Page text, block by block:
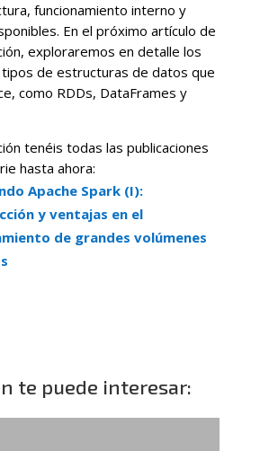
funcionamiento interno y
En el próximo artículo de
exploraremos en detalle los
de estructuras de datos que
como RDDs, DataFrames y
tenéis todas las publicaciones
hasta ahora:
Apache Spark (I):
y ventajas en el
de grandes volúmenes
te puede interesar: